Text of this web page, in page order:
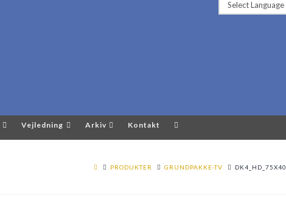
Vejledning Arkiv Kontakt
PRODUKTER GRUNDPAKKE-TV DK4_HD_75X40